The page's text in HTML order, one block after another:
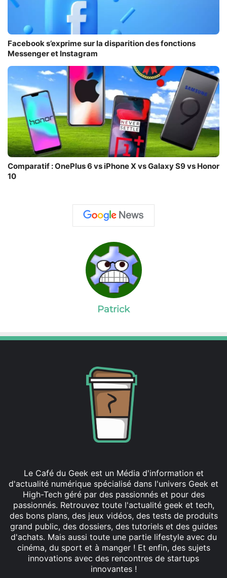
Facebook s’exprime sur la disparition des fonctions
Messenger et Instagram
Comparatif : OnePlus 6 vs iPhone X vs Galaxy S9 vs Honor
10
Patrick
Le Café du Geek est un Média d'information et
d'actualité numérique spécialisé dans l'univers Geek et
High-Tech géré par des passionnés et pour des
passionnés. Retrouvez toute l'actualité geek et tech,
des bons plans, des jeux vidéos, des tests de produits
grand public, des dossiers, des tutoriels et des guides
d'achats. Mais aussi toute une partie lifestyle avec du
cinéma, du sport et à manger ! Et enfin, des sujets
innovations avec des rencontres de startups
innovantes !